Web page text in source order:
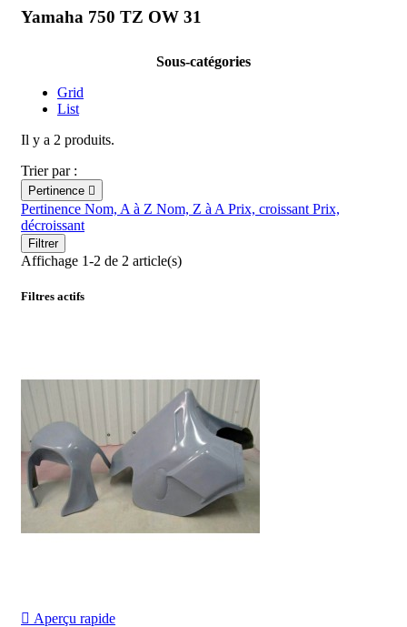
Yamaha 750 TZ OW 31
Sous-catégories
Grid
List
Il y a 2 produits.
Trier par :
Pertinence 
Pertinence Nom, A à Z Nom, Z à A Prix, croissant Prix,
décroissant
Filtrer
Affichage 1-2 de 2 article(s)
Filtres actifs
 Aperçu rapide